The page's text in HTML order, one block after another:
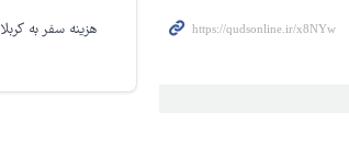
هزینه سفر به کربلا